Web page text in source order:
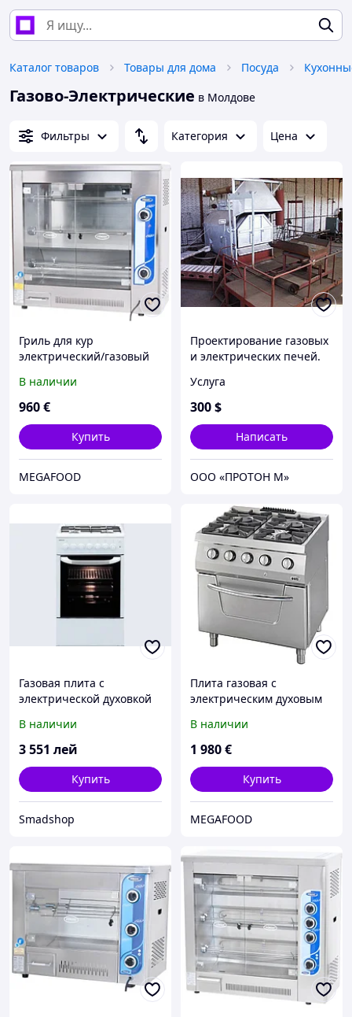
Каталог товаров Товары для дома Посуда
Газово-Электрические в Молдове
Фильтры Категория Цена
Гриль для кур
электрический/газовый
В наличии
960€
Купить
MEGAFOOD
Проектирование газовых
и электрических печей.
Услуга
300$
Написать
ООО «ПРОТОН М»
Газовая плита с
электрической духовкой
В наличии
3 551 лей
Купить
Smadshop
Плита газовая с
электрическим духовым
В наличии
1 980€
Купить
MEGAFOOD